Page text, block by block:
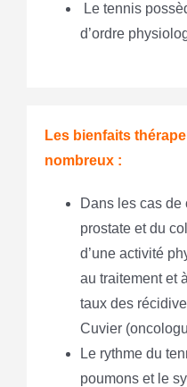
Le tennis
d’ordre
Les bienfaits
nombreux :
Dans les cas de
prostate et du
d’une activité
au traitement et
taux des
Cuvier
Le rythme du
poumons et le